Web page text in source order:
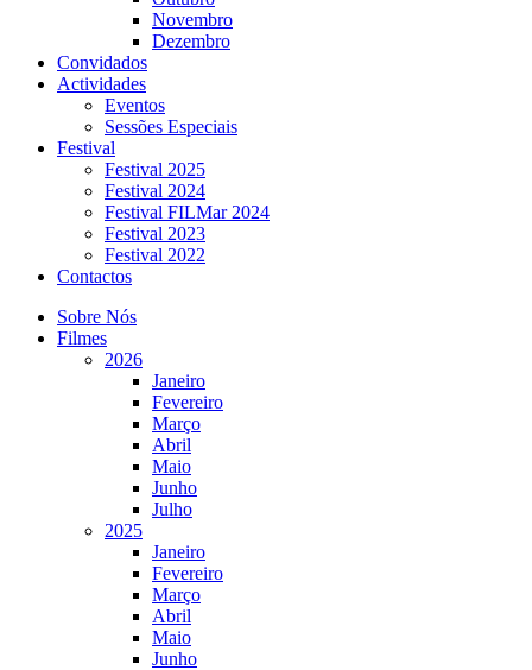
Novembro
Dezembro
Convidados
Actividades
Eventos
Sessões Especiais
Festival
Festival 2025
Festival 2024
Festival FILMar 2024
Festival 2023
Festival 2022
Contactos
Sobre Nós
Filmes
2026
Janeiro
Fevereiro
Março
Abril
Maio
Junho
Julho
2025
Janeiro
Fevereiro
Março
Abril
Maio
Junho